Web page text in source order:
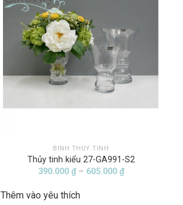
BÌNH THỦY TINH
Thủy tinh kiểu 27-GA991-S2
390.000 ₫ – 605.000 ₫Khoảng
giá:
Thêm vào yêu thích